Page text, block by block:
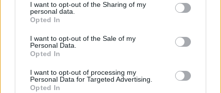
not limited to your visit or usage behaviour. You may click to
grant or deny consent to Google and its third-party tags to
use your data for below specified purposes in below Google
consent section.
I want to opt-out of the Sharing of my
personal data.
Opted In
I want to opt-out of the Sale of my
Personal Data.
Opted In
I want to opt-out of processing my
Personal Data for Targeted Advertising.
Opted In
ΣΧΕΤΙΚΑΑΡΘΡΑ